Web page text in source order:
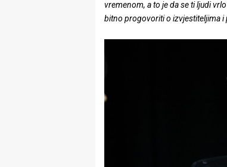
vremenom, a to je da se ti ljudi
bitno progovoriti o izvjestiteljima i